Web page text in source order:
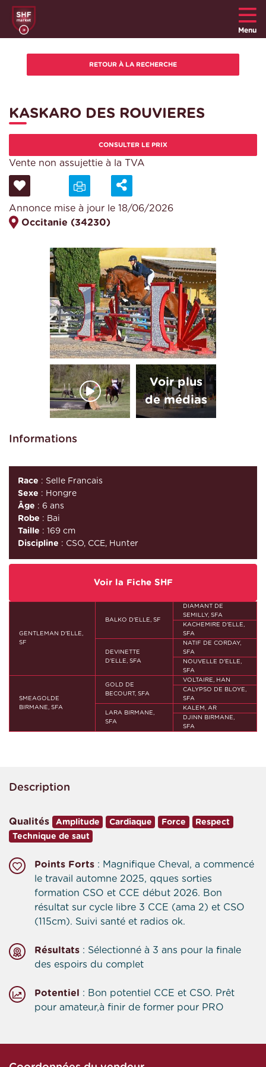
Menu
KASKARO DES ROUVIERES
CONSULTER LE PRIX
Vente non assujettie à la TVA
Annonce mise à jour le 18/06/2026
Occitanie (34230)
Informations
Race : Selle Francais
Sexe : Hongre
Âge : 6 ans
Robe : Bai
Taille : 169 cm
Discipline : CSO, CCE, Hunter
Voir la Fiche SHF
GENTLEMAN D'ELLE,
SF
BALKO D'ELLE, SF
DIAMANT DE
SEMILLY, SFA
KACHEMIRE D'ELLE,
SFA
DEVINETTE
D'ELLE, SFA
NATIF DE CORDAY,
SFA
NOUVELLE D'ELLE,
SFA
SMEAGOLDE
BIRMANE, SFA
GOLD DE
BECOURT, SFA
VOLTAIRE, HAN
CALYPSO DE BLOYE,
SFA
LARA BIRMANE,
SFA
KALEM, AR
DJINN BIRMANE,
SFA
Description
Qualités Amplitude Cardiaque Force
Respect
Technique de saut
Points Forts : Magnifique Cheval, a commencé
le travail automne 2025, qques sorties
formation CSO et CCE début 2026. Bon
résultat sur cycle libre 3 CCE (ama 2) et CSO
(115cm). Suivi santé et radios ok.
Résultats : Sélectionné à 3 ans pour la finale
des espoirs du complet
Potentiel
: Bon potentiel CCE et CSO. Prêt
pour amateur,à finir de former pour PRO